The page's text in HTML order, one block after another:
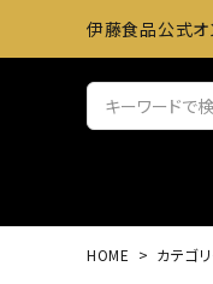
伊藤食品公式オ
HOME カテゴ